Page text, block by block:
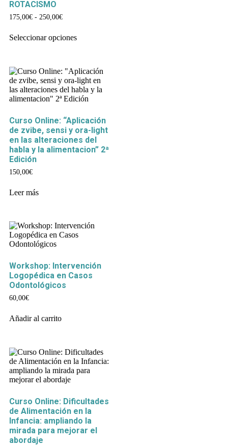
ROTACISMO
175,00€ - 250,00€
Seleccionar opciones
Curso Online: “Aplicación
de zvibe, sensi y ora-light
en las alteraciones del
habla y la alimentacion” 2ª
Edición
150,00€
Leer más
Workshop: Intervención
Logopédica en Casos
Odontológicos
60,00€
Añadir al carrito
Curso Online: Dificultades
de Alimentación en la
Infancia: ampliando la
mirada para mejorar el
abordaje